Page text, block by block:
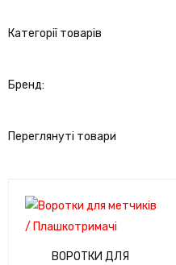
Категорії товарів
Бренд:
Переглянуті товари
ВОРОТКИ ДЛЯ